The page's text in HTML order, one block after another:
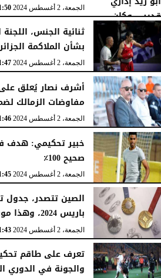
الجمعة، 2 أغسطس 2024
ثنائية الجنس، اللجنة
بشأن الملاكمة
الجمعة، 2 أغسطس 2024
أشرف نصار يُعلق
مفاوضات الزمالك
الجمعة، 2 أغسطس 2024
خبير تحكيمي: هدف
صحيح 100٪
الجمعة، 2 أغسطس 2024
الصين تتصدر، جدول
باريس 2024، وهذا موقف الدول العربية
الجمعة، 2 أغسطس 2024
تعرف على طاقم
والجونة في الدوري